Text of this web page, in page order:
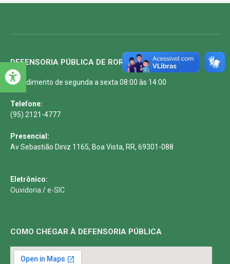
DEFENSORIA PÚBLICA DE RORAIMA
Atendimento de segunda a sexta 08:00 às 14:00
Telefone:
(95) 2121-4777
Presencial:
Av Sebastião Diniz 1165, Boa Vista, RR, 69301-088
Eletrônico:
Ouvidoria /e-SIC
COMO CHEGAR À DEFENSORIA PÚBLICA